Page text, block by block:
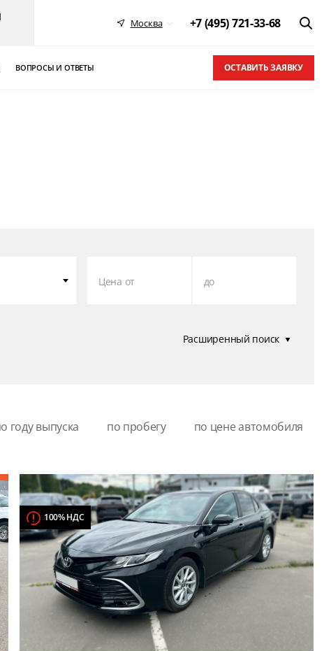
Москва +7 (495) 721-33-68
ВОПРОСЫ И ОТВЕТЫ ОСТАВИТЬ ЗАЯВКУ
Цена от до
Расширенный поиск
году выпуска по пробегу по цене автомобиля
100% НДС